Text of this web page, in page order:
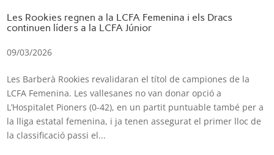
Les Rookies regnen a la LCFA Femenina i els Dracs
continuen líders a la LCFA Júnior
09/03/2026
Les Barberà Rookies revalidaran el títol de campiones de la
LCFA Femenina. Les vallesanes no van donar opció a
L’Hospitalet Pioners (0-42), en un partit puntuable també per a
la lliga estatal femenina, i ja tenen assegurat el primer lloc de
la classificació passi el...